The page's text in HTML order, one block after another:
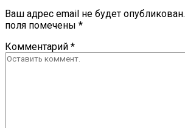
Ваш адрес email не будет опубликован.
поля помечены *
Комментарий *